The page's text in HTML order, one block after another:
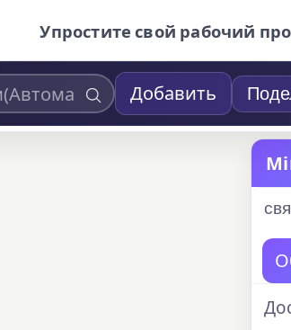
Упростите свой рабочий
Добавить